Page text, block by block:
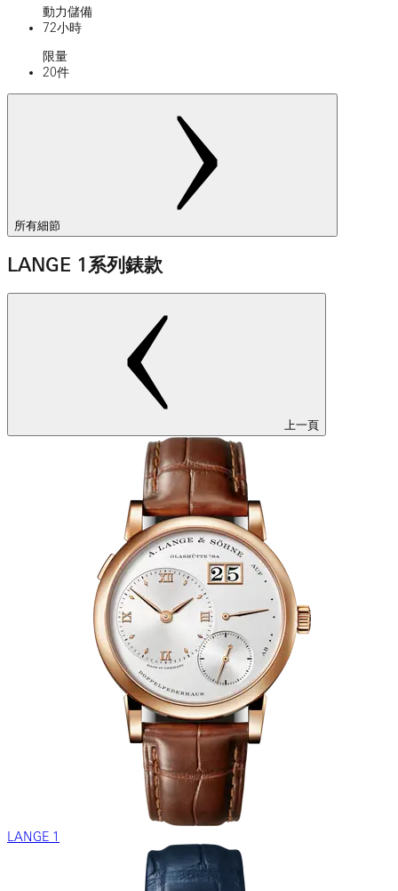
動力儲備
72小時
限量
20件
所有細節
LANGE 1系列錶款
上一頁
LANGE 1